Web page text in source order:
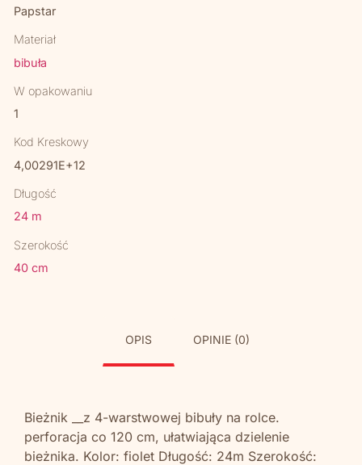
Papstar
Materiał
bibuła
W opakowaniu
1
Kod Kreskowy
4,00291E+12
Długość
24 m
Szerokość
40 cm
OPIS OPINIE (0)
Bieżnik __z 4-warstwowej bibuły na rolce.
perforacja co 120 cm, ułatwiająca dzielenie
bieżnika. Kolor: fiolet Długość: 24m Szerokość: